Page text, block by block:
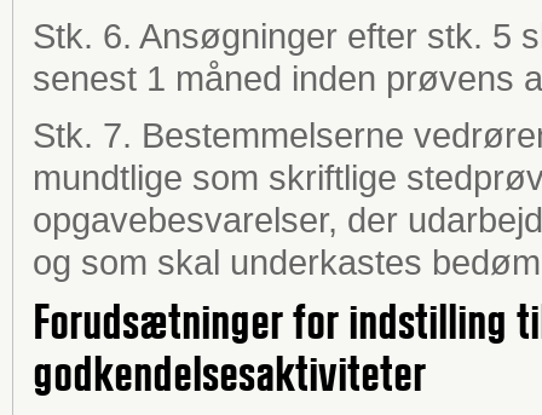
Stk. 6. Ansøgninger efter stk. 5
senest 1 måned inden prøvens
Stk. 7. Bestemmelserne
mundtlige som skriftlige
opgavebesvarelser, der
og som skal underkastes
Forudsætninger for indstilling
godkendelsesaktiviteter